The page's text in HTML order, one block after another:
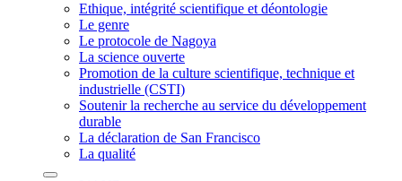
Ethique, intégrité scientifique et déontologie
Le genre
Le protocole de Nagoya
La science ouverte
Promotion de la culture scientifique, technique et
industrielle (CSTI)
Soutenir la recherche au service du développement
durable
La déclaration de San Francisco
La qualité